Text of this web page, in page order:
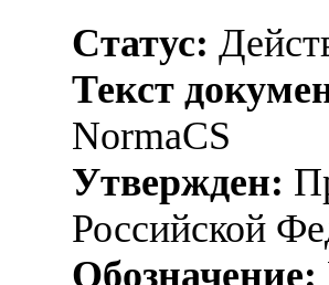
Статус:
Текст
NormaCS
Утвержден:
Российской
Обозначение: